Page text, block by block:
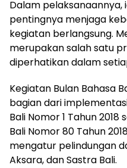
Dalam pelaksanaannya,
pentingnya menjaga
kegiatan berlangsung.
merupakan salah satu
diperhatikan dalam
Kegiatan Bulan Bahasa
bagian dari
Bali Nomor 1 Tahun
Bali Nomor 80 Tahun
mengatur pelindungan
Aksara, dan Sastra Bali.